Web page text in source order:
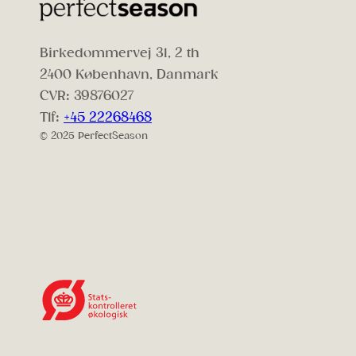
Birkedommervej 31, 2 th
2400 København, Danmark
CVR: 39876027
Tlf: +45 22268468
© 2025 PerfectSeason